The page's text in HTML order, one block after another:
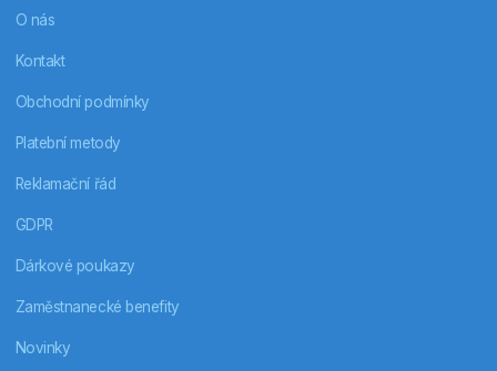
O nás
Kontakt
Obchodní podmínky
Platební metody
Reklamační řád
GDPR
Dárkové poukazy
Zaměstnanecké benefity
Novinky